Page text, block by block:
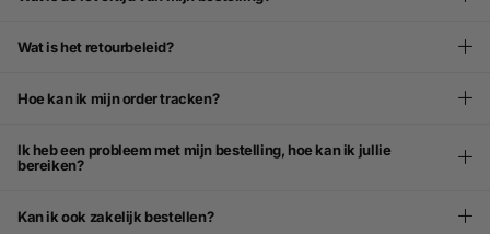
Wat is het retourbeleid?
Hoe kan ik mijn order tracken?
Ik heb een probleem met mijn bestelling, hoe kan ik jullie
bereiken?
Kan ik ook zakelijk bestellen?